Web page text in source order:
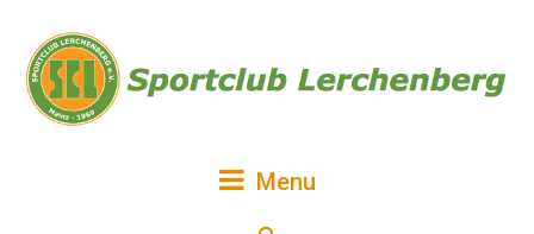
Menu